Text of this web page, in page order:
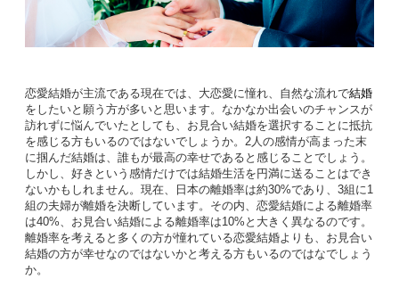
恋愛結婚が主流である現在では、大恋愛に憧れ、自然な流れで結婚
をしたいと願う方が多いと思います。なかなか出会いのチャンスが
訪れずに悩んでいたとしても、お見合い結婚を選択することに抵抗
を感じる方もいるのではないでしょうか。2人の感情が高まった末
に掴んだ結婚は、誰もが最高の幸せであると感じることでしょう。
しかし、好きという感情だけでは結婚生活を円満に送ることはでき
ないかもしれません。現在、日本の離婚率は約30%であり、3組に1
組の夫婦が離婚を決断しています。その内、恋愛結婚による離婚率
は40%、お見合い結婚による離婚率は10%と大きく異なるのです。
離婚率を考えると多くの方が憧れている恋愛結婚よりも、お見合い
結婚の方が幸せなのではないかと考える方もいるのではなでしょう
か。